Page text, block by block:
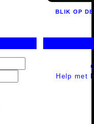
BLIK OP
Help met